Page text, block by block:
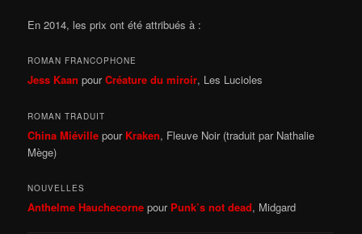
En 2014, les prix ont été attribués à :
ROMAN FRANCOPHONE
Jess Kaan pourCréature du miroir, Les Lucioles
ROMAN TRADUIT
China Miéville pour Kraken, Fleuve Noir (traduit par Nathalie
Mège)
NOUVELLES
Anthelme Hauchecorne pour Punk’s not dead, Midgard